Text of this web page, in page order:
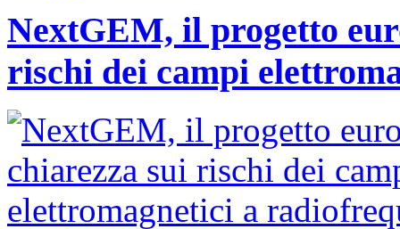
NextGEM, il progetto
rischi dei campi